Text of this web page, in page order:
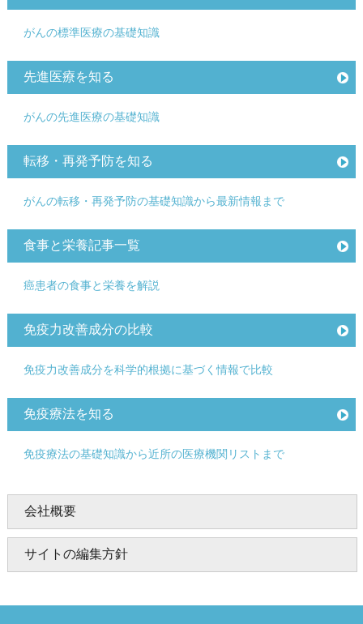
がんの標準医療の基礎知識
先進医療を知る
がんの先進医療の基礎知識
転移・再発予防を知る
がんの転移・再発予防の基礎知識から最新情報まで
食事と栄養記事一覧
癌患者の食事と栄養を解説
免疫力改善成分の比較
免疫力改善成分を科学的根拠に基づく情報で比較
免疫療法を知る
免疫療法の基礎知識から近所の医療機関リストまで
会社概要
サイトの編集方針